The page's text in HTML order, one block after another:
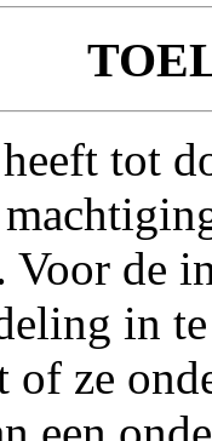
tot
Voor de
in
of ze